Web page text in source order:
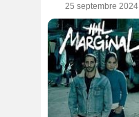
25 septembre 2024